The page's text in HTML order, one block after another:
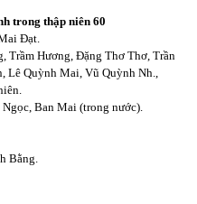
trong thập niên 60
Đạt.
Trầm Hương, Đặng Thơ Thơ, Trần
Lê Quỳnh Mai, Vũ Quỳnh Nh.,
Ban Mai (trong nước).
Bằng.